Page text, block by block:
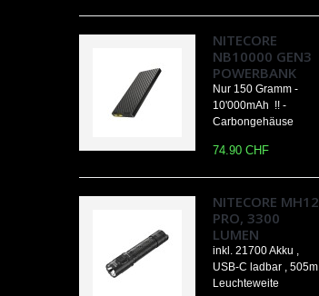
NITECORE
NB10000 GEN3
POWERBANK
Nur 150 Gramm -
10'000mAh !! -
Carbongehäuse
74.90 CHF
NITECORE MH12
PRO, 3300
LUMEN
inkl. 21700 Akku ,
USB-C ladbar , 505m
Leuchteweite